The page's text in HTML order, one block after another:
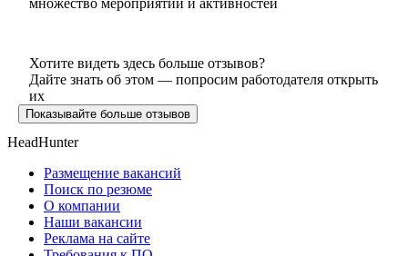
Хотите видеть здесь больше отзывов?
Дайте знать об этом — попросим работодателя открыть
их
Показывайте больше отзывов
HeadHunter
Размещение вакансий
Поиск по резюме
О компании
Наши вакансии
Реклама на сайте